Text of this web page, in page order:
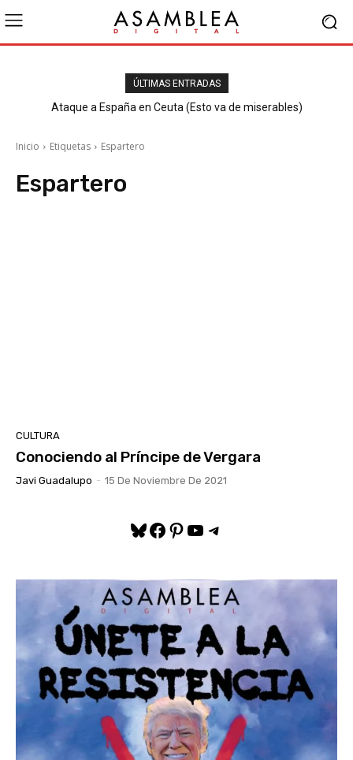
ÚLTIMAS ENTRADAS
Ataque a España en Ceuta (Esto va de miserables)
Inicio Etiquetas Espartero
Espartero
CULTURA
Conociendo al Príncipe de Vergara
Javi Guadalupo - 15 De Noviembre De 2021
Bluesky
Facebook
Pinterest
YouTube
Telegram